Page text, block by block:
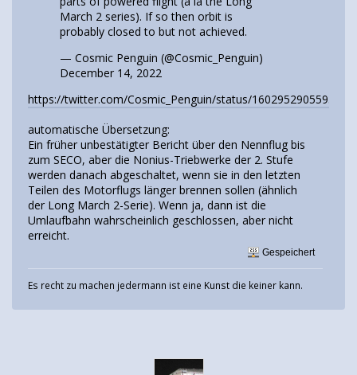
March 2 series). If so then orbit is
probably closed to but not achieved.
— Cosmic Penguin (@Cosmic_Penguin)
December 14, 2022
https://twitter.com/Cosmic_Penguin/status/
automatische Übersetzung:
Ein früher unbestätigter Bericht über den Nennflug bis
zum SECO, aber die Nonius-Triebwerke der 2. Stufe
werden danach abgeschaltet, wenn sie in den letzten
Teilen des Motorflugs länger brennen sollen (ähnlich
der Long March 2-Serie). Wenn ja, dann ist die
Umlaufbahn wahrscheinlich geschlossen, aber nicht
erreicht.
Gespeichert
Es recht zu machen jedermann ist eine Kunst die keiner kann.